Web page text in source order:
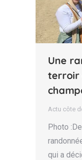
Une
terroir
Actu côte
Photo
qui a